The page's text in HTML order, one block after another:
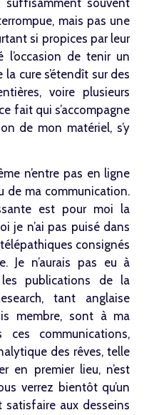
mais pas une
si propices par leur
l’occasion de tenir un
cure s’étendît sur des
voire plusieurs
fait qui s’accompagne
de mon matériel, s’y
n’entre pas en ligne
de ma communication.
est pour moi la
je n’ai pas puisé dans
consignés
Je n’aurais pas eu à
les publications de la
tant anglaise
membre, sont à ma
communications,
des rêves, telle
en premier lieu, n’est
verrez bientôt qu’un
satisfaire aux desseins